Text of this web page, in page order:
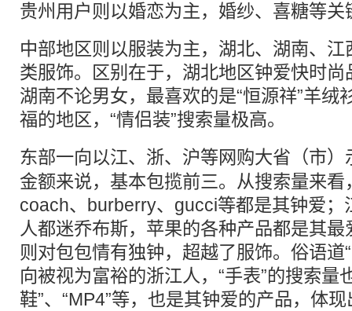
贵州用户则以婚恋为主，婚纱、喜糖等关
中部地区则以服装为主，湖北、湖南、
类服饰。区别在于，湖北地区钟爱快时尚
湖南不论男女，最喜欢的是“恒源祥”羊绒
福的地区，“情侣装”搜索量极高。
东部一向以江、浙、沪等网购大省（市）
金额来说，基本包揽前三。从搜索量来
coach、burberry、gucci等都是其钟爱；
人都迷乔布斯，苹果的各种产品都是其
则对包包情有独钟，超越了服饰。俗语道
向被视为富裕的浙江人，“手表”的搜索量
鞋”、“MP4”等，也是其钟爱的产品，体